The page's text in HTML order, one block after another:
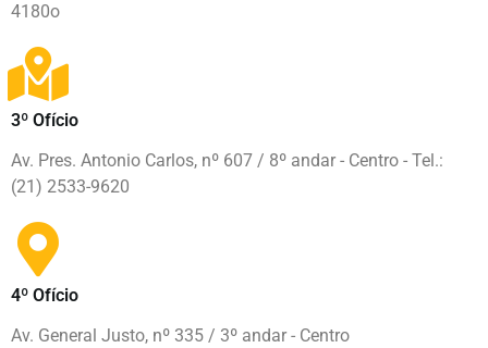
4180o
3º Ofício
Av. Pres. Antonio Carlos, nº 607 / 8º andar - Centro - Tel.:
(21) 2533-9620
4º Ofício
Av. General Justo, nº 335 / 3º andar - Centro